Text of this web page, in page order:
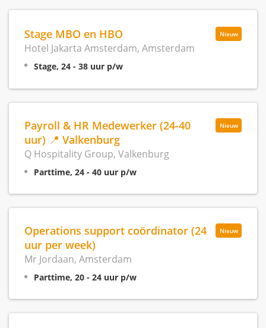
Nieuw
Stage MBO en HBO
Hotel Jakarta Amsterdam, Amsterdam
Stage, 24 - 38 uur p/w
Nieuw
Payroll & HR Medewerker (24-40
uur) 📍 Valkenburg
Q Hospitality Group, Valkenburg
Parttime, 24 - 40 uur p/w
Nieuw
Operations support coördinator (24
uur per week)
Mr Jordaan, Amsterdam
Parttime, 20 - 24 uur p/w